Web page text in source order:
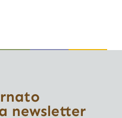
newsletter